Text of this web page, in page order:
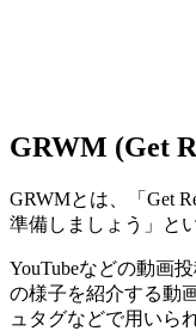
GRWM (Get
GRWMとは、「Get
準備しましょう」と
YouTubeなどの動画
の様子を紹介する動
ュタグなどで用いら